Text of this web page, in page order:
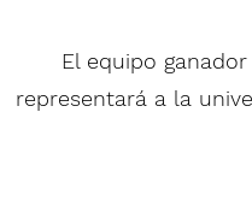
El equipo
representará a la